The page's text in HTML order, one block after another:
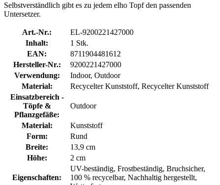
Selbstverständlich gibt es zu jedem elho Topf den passenden
Untersetzer.
Art.-Nr.:
EL-9200221427000
Inhalt:
1 Stk.
EAN:
8711904481612
Hersteller-Nr.:
9200221427000
Verwendung:
Indoor, Outdoor
Material:
Recycelter Kunststoff, Recycelter Kunststoff
Einsatzbereich -
Töpfe &
Pflanzgefäße:
Outdoor
Material:
Kunststoff
Form:
Rund
Breite:
13,9 cm
Höhe:
2 cm
Eigenschaften:
UV-beständig, Frostbeständig, Bruchsicher,
100 % recycelbar, Nachhaltig hergestellt,